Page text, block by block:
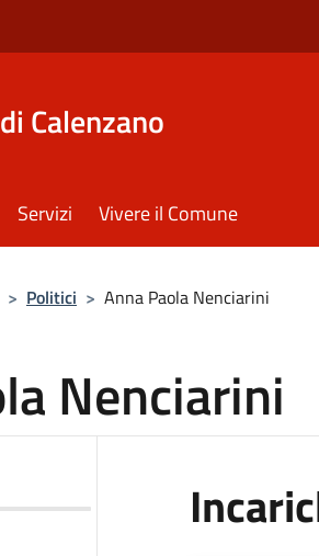
Calenzano
Servizi Vivere il Comune
> Politici > Anna Paola Nenciarini
Nenciarini